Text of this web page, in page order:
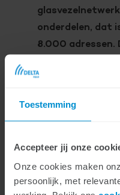
Toestemming
Accepteer jij onze
Onze cookies maken
persoonlijk, met
onderdelen, dat
8.000 adressen.
daarmee de
die gebruikmaken
een aantal
leveren aan